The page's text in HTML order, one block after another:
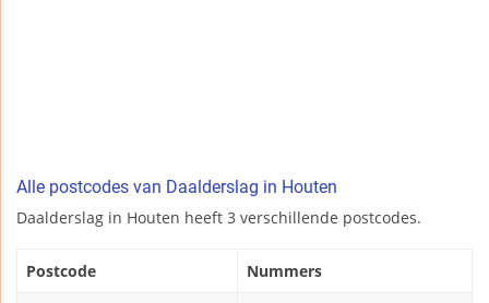
Alle postcodes van Daalderslag in Houten
Daalderslag in Houten heeft 3 verschillende postcodes.
Postcode Nummers